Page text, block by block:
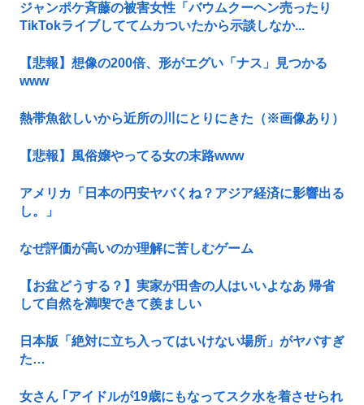
ジャンポケ斉藤の被害女性「バウムクーヘン売ったり
TikTokライブしててムカついたから示談しなか...
【悲報】想像の200倍、形がエグい「ナス」見つかる
www
熱帯魚欲しいから近所の川にとりにきた（※画像あり）
【悲報】風俗嬢やってる女の末路www
アメリカ「日本の円安ヤバくね？アジア経済に影響出る
し。」
なぜ評価が高いのか理解に苦しむゲーム
【お盆どうする？】実家が田舎の人はいいよなあ 帰省
して自然を満喫できて羨ましい
日本版「絶対に立ち入ってはいけない場所」がヤバすぎ
た…
女さん ｢アイドルが19歳にもなってスク水を着させられ